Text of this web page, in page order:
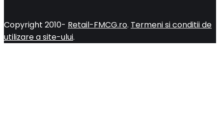
Copyright 2010- Retail-FMCG.ro. Termeni si conditii de
utilizare a site-ului.